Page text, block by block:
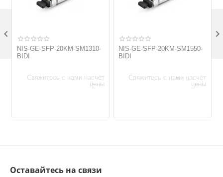
NIS-GE-SFP-20KM-SM1310-
BIDI
Свяжитесь с нами насчёт
цены
NIS-GE-SFP-20KM-SM1550-
BIDI
Свяжитесь с нами насчёт
цены
 
Оставайтесь на связи